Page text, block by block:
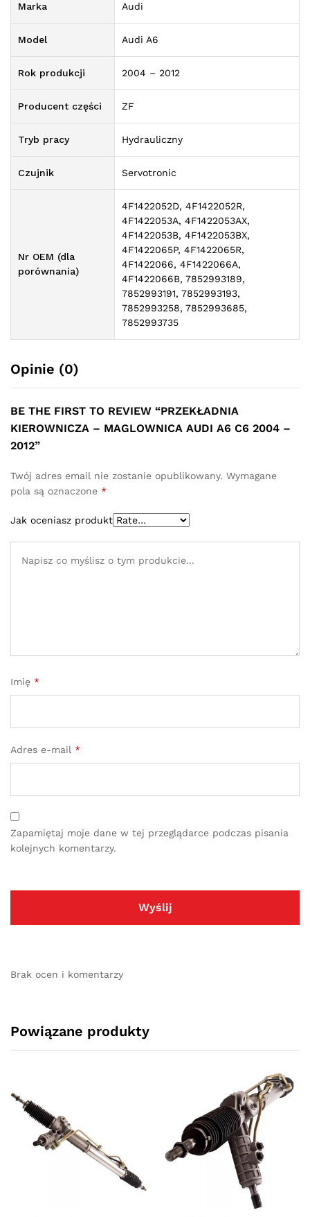
Marka Audi
Model Audi A6
Rok produkcji 2004 – 2012
Producent części ZF
Tryb pracy Hydrauliczny
Czujnik Servotronic
Nr OEM (dla
porównania)
4F1422052D, 4F1422052R,
4F1422053A, 4F1422053AX,
4F1422053B, 4F1422053BX,
4F1422065P, 4F1422065R,
4F1422066, 4F1422066A,
4F1422066B, 7852993189,
7852993191, 7852993193,
7852993258, 7852993685,
7852993735
Opinie (0)
BE THE FIRST TO REVIEW “PRZEKŁADNIA
KIEROWNICZA – MAGLOWNICA AUDI A6 C6 2004 –
2012”
Twój adres email nie zostanie opublikowany. Wymagane
pola są oznaczone *
Jak oceniasz produkt
Imię *
Adres e-mail *
Zapamiętaj moje dane w tej przeglądarce podczas pisania
kolejnych komentarzy.
Brak ocen i komentarzy
Powiązane produkty